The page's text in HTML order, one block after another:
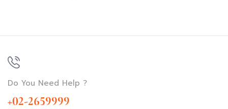
Do You Need Help ?
+02-2659999